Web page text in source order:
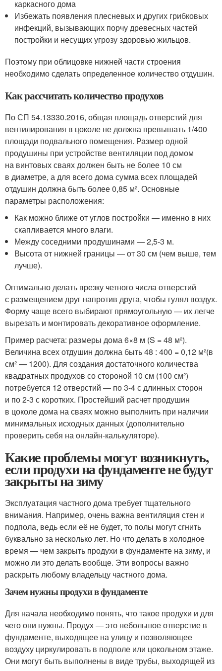
каркасного дома
Избежать появления плесневых и других грибковых
инфекций, вызывающих порчу древесных частей
постройки и несущих угрозу здоровью жильцов.
Поэтому при облицовке нижней части строения
необходимо сделать определенное количество отдушин.
Как рассчитать количество продухов
По СП 54.13330.2016, общая площадь отверстий для
вентилирования в цоколе не должна превышать 1/400
площади подвального помещения. Размер одной
продушины при устройстве вентиляции под домом
на винтовых сваях должен быть не более 10 см
в диаметре, а для всего дома сумма всех площадей
отдушин должна быть более 0,85 м². Основные
параметры расположения:
Как можно ближе от углов постройки — именно в них
скапливается много влаги.
Между соседними продушинами — 2,5-3 м.
Высота от нижней границы — от 30 см (чем выше, тем
лучше).
Оптимально делать врезку четного числа отверстий
с размещением друг напротив друга, чтобы гулял воздух.
Форму чаще всего выбирают прямоугольную — их легче
вырезать и монтировать декоративное оформление.
Пример расчета: размеры дома 6×8 м (S = 48 м²).
Величина всех отдушин должна быть 48 : 400 = 0,12 м²(в
см² — 1200). Для создания достаточного количества
квадратных продухов со стороной 10 см (100 см²)
потребуется 12 отверстий — по 3-4 с длинных сторон
и по 2-3 с коротких. Простейший расчет продушин
в цоколе дома на сваях можно выполнить при наличии
минимальных исходных данных (дополнительно
проверить себя на онлайн-калькуляторе).
Какие проблемы могут возникнуть,
если продухи на фундаменте не будут
закрыты на зиму
Эксплуатация частного дома требует тщательного
внимания. Например, очень важна вентиляция стен и
подпола, ведь если её не будет, то полы могут сгнить
буквально за несколько лет. Но что делать в холодное
время — чем закрыть продухи в фундаменте на зиму, и
можно ли это делать вообще. Эти вопросы важно
раскрыть любому владельцу частного дома.
Зачем нужны продухи в фундаменте
Для начала необходимо понять, что такое продухи и для
чего они нужны. Продух — это небольшое отверстие в
фундаменте, выходящее на улицу и позволяющее
воздуху циркулировать в подполе или цокольном этаже.
Они могут быть выполнены в виде трубы, выходящей из